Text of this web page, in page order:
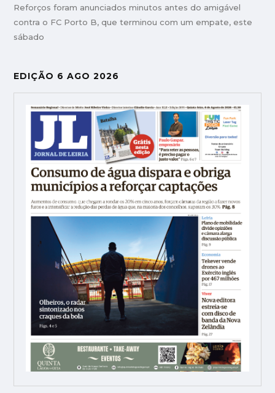
Reforços foram anunciados minutos antes do amigável
contra o FC Porto B, que terminou com um empate, este
sábado
EDIÇÃO 6 AGO 2026